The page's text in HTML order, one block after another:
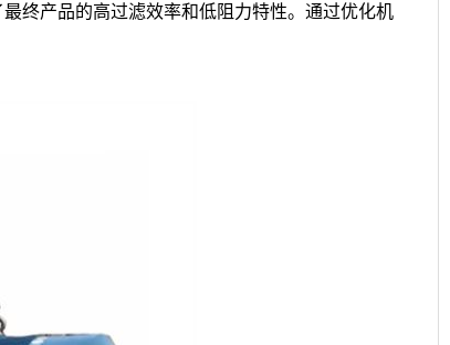
终产品的高过滤效率和低阻力特性。通过优化机